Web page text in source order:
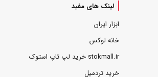
لینک های مفید
ابزار ایران
خانه لوکس
stokmall.ir خرید لپ تاپ استوک
خرید تردمیل